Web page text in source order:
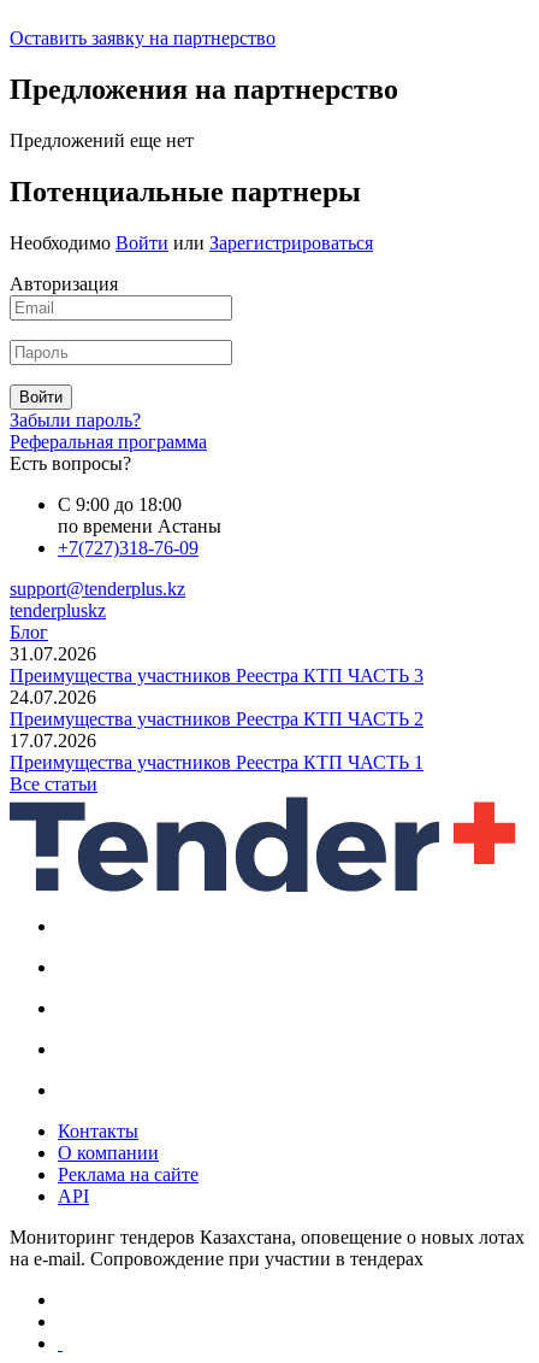
Оставить заявку на партнерство
Предложения на партнерство
Предложений еще нет
Потенциальные партнеры
Необходимо Войти или Зарегистрироваться
Авторизация
Войти
Забыли пароль?
Реферальная программа
Есть вопросы?
С 9:00 до 18:00
по времени Астаны
+7(727)318-76-09
support@tenderplus.kz
tenderpluskz
Блог
31.07.2026
Преимущества участников Реестра КТП ЧАСТЬ 3
24.07.2026
Преимущества участников Реестра КТП ЧАСТЬ 2
17.07.2026
Преимущества участников Реестра КТП ЧАСТЬ 1
Все статьи
Контакты
О компании
Реклама на сайте
API
Мониторинг тендеров Казахстана, оповещение о новых лотах
на e-mail. Сопровождение при участии в тендерах